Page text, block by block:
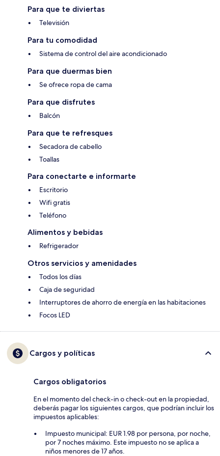
Para que te diviertas
Televisión
Para tu comodidad
Sistema de control del aire acondicionado
Para que duermas bien
Se ofrece ropa de cama
Para que disfrutes
Balcón
Para que te refresques
Secadora de cabello
Toallas
Para conectarte e informarte
Escritorio
Wifi gratis
Teléfono
Alimentos y bebidas
Refrigerador
Otros servicios y amenidades
Todos los días
Caja de seguridad
Interruptores de ahorro de energía en las habitaciones
Focos LED
Cargos y políticas
Cargos obligatorios
En el momento del check-in o check-out en la propiedad,
deberás pagar los siguientes cargos, que podrían incluir los
impuestos aplicables:
Impuesto municipal: EUR 1.98 por persona, por noche,
por 7 noches máximo. Este impuesto no se aplica a
niños menores de 17 años.